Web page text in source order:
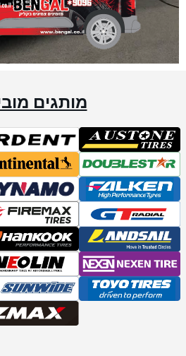
מותגים